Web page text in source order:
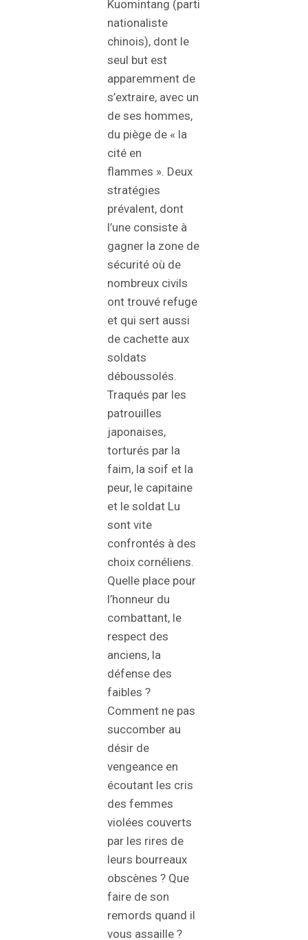
Kuomintang (parti
nationaliste
chinois), dont le
seul but est
apparemment de
s’extraire, avec un
de ses hommes,
du piège de « la
cité en
flammes ». Deux
stratégies
prévalent, dont
l’une consiste à
gagner la zone de
sécurité où de
nombreux civils
ont trouvé refuge
et qui sert aussi
de cachette aux
soldats
déboussolés.
Traqués par les
patrouilles
japonaises,
torturés par la
faim, la soif et la
peur, le capitaine
et le soldat Lu
sont vite
confrontés à des
choix cornéliens.
Quelle place pour
l’honneur du
combattant, le
respect des
anciens, la
défense des
faibles ?
Comment ne pas
succomber au
désir de
vengeance en
écoutant les cris
des femmes
violées couverts
par les rires de
leurs bourreaux
obscènes ? Que
faire de son
remords quand il
vous assaille ?